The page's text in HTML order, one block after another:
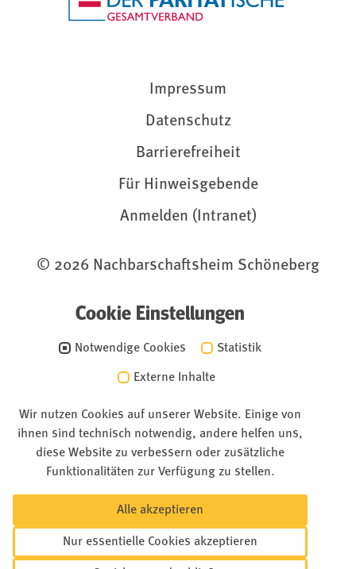
Impressum
Datenschutz
Barrierefreiheit
Für Hinweisgebende
Anmelden (Intranet)
© 2026 Nachbarschaftsheim Schöneberg
Cookie Einstellungen
Notwendige Cookies Statistik
Externe Inhalte
Wir nutzen Cookies auf unserer Website. Einige von
ihnen sind technisch notwendig, andere helfen uns,
diese Website zu verbessern oder zusätzliche
Funktionalitäten zur Verfügung zu stellen.
Alle akzeptieren
Nur essentielle Cookies akzeptieren